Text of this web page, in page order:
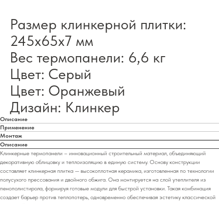
Размер клинкерной плитки:
245х65х7 мм
Вес термопанели: 6,6 кг
Цвет: Серый
Цвет: Оранжевый
Дизайн: Клинкер
Описание
Применение
Монтаж
Описание
Клинкерные термопанели – инновационный строительный материал, объединяющий
декоративную облицовку и теплоизоляцию в единую систему. Основу конструкции
составляет клинкерная плитка — высокоплотная керамика, изготовленная по технологии
полусухого прессования и двойного обжига. Она монтируется на слой утеплителя из
пенополистирола, формируя готовые модули для быстрой установки. Такая комбинация
создает барьер против теплопотерь, одновременно обеспечивая эстетику классической